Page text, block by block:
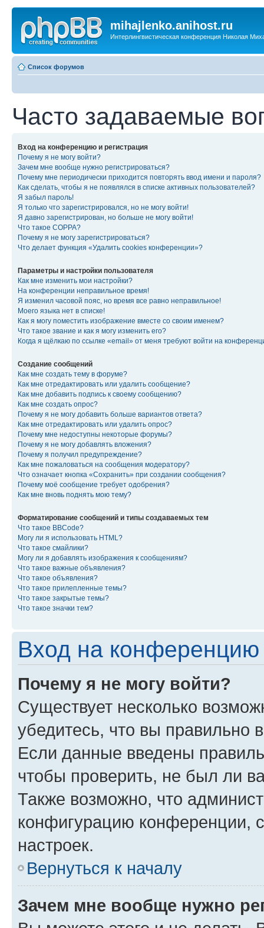
mihajlenko.anihost.ru
Интерлингвистическая конференция Николая
Список форумов
Часто задаваемые
Вход на конференцию и регистрация
Почему я не могу войти?
Зачем мне вообще нужно регистрироваться?
Почему мне периодически приходится повторять ввод имени и пароля?
Как сделать, чтобы я не появлялся в списке активных пользователей?
Я забыл пароль!
Я только что зарегистрировался, но не могу войти!
Я давно зарегистрирован, но больше не могу войти!
Что такое COPPA?
Почему я не могу зарегистрироваться?
Что делает функция «Удалить cookies конференции»?
Параметры и настройки пользователя
Как мне изменить мои настройки?
На конференции неправильное время!
Я изменил часовой пояс, но время все равно неправильное!
Моего языка нет в списке!
Как я могу поместить изображение вместе со своим именем?
Что такое звание и как я могу изменить его?
Когда я щёлкаю по ссылке «email» от меня требуют войти на
Создание сообщений
Как мне создать тему в форуме?
Как мне отредактировать или удалить сообщение?
Как мне добавить подпись к своему сообщению?
Как мне создать опрос?
Почему я не могу добавить больше вариантов ответа?
Как мне отредактировать или удалить опрос?
Почему мне недоступны некоторые форумы?
Почему я не могу добавлять вложения?
Почему я получил предупреждение?
Как мне пожаловаться на сообщения модератору?
Что означает кнопка «Сохранить» при создании сообщения?
Почему моё сообщение требует одобрения?
Как мне вновь поднять мою тему?
Форматирование сообщений и типы создаваемых тем
Что такое BBCode?
Могу ли я использовать HTML?
Что такое смайлики?
Могу ли я добавлять изображения к сообщениям?
Что такое важные объявления?
Что такое объявления?
Что такое прилепленные темы?
Что такое закрытые темы?
Что такое значки тем?
Вход на конференцию
Почему я не могу войти?
Существует несколько
убедитесь, что вы правильно
Если данные введены
чтобы проверить, не был ли
Также возможно, что
конфигурацию конференции,
настроек.
Вернуться к началу
Зачем мне вообще нужно